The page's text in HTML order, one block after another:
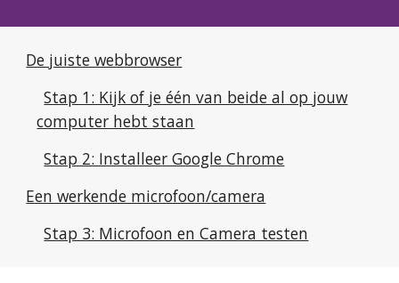
De juiste webbrowser
Stap 1: Kijk of je één van beide al op jouw
computer hebt staan
Stap 2: Installeer Google Chrome
Een werkende microfoon/camera
Stap 3: Microfoon en Camera testen